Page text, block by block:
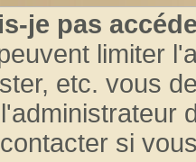
je pas
limiter
etc. vous
si